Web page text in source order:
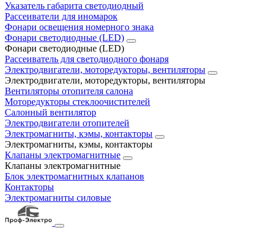
Указатель габарита светодиодный
Рассеиватели для иномарок
Фонари освещения номерного знака
Фонари светодиодные (LED)
Фонари светодиодные (LED)
Рассеиватель для светодиодного фонаря
Электродвигатели, моторедукторы, вентиляторы
Электродвигатели, моторедукторы, вентиляторы
Вентиляторы отопителя салона
Моторедукторы стеклоочистителей
Салонный вентилятор
Электродвигатели отопителей
Электромагниты, кэмы, контакторы
Электромагниты, кэмы, контакторы
Клапаны электромагнитные
Клапаны электромагнитные
Блок электромагнитных клапанов
Контакторы
Электромагниты силовые